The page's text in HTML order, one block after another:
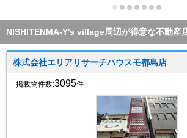
NISHITENMA-Y's village周辺が得意な不動産
株式会社エリアリサーチハウスモ都島店
掲載物件数:3095件